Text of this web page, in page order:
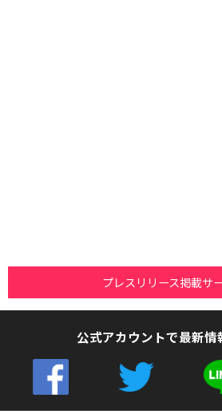
プレスリリース掲載サ
公式アカウントで最新情